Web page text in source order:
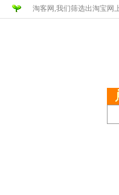
淘客网,我们筛选出淘宝网